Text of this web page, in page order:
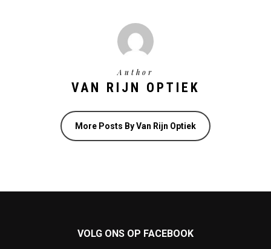
Author
VAN RIJN OPTIEK
More Posts By Van Rijn Optiek
VOLG ONS OP FACEBOOK